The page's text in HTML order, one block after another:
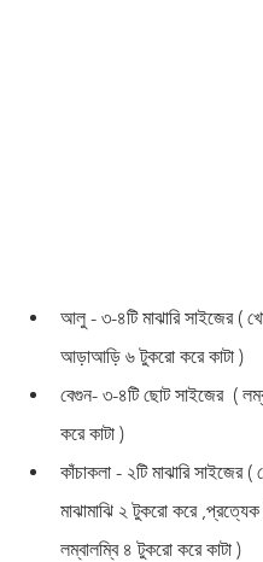
আলু - ৩-৪টি মাঝারি সাইজের (
আড়াআড়ি ৬ টুকরো করে কাটা )
বেগুন- ৩-৪টি ছোট সাইজের  (
করে কাটা )
কাঁচাকলা - ২টি মাঝারি সাইজের (
মাঝামাঝি ২ টুকরো করে
লম্বালম্বি ৪ টুকরো করে কাটা )